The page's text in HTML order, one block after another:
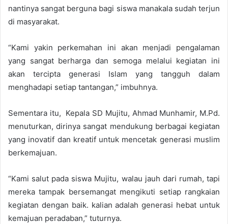
nantinya sangat berguna bagi siswa manakala sudah terjun
di masyarakat.
“Kami yakin perkemahan ini akan menjadi pengalaman
yang sangat berharga dan semoga melalui kegiatan ini
akan tercipta generasi Islam yang tangguh dalam
menghadapi setiap tantangan,” imbuhnya.
Sementara itu, Kepala SD Mujitu, Ahmad Munhamir, M.Pd.
menuturkan, dirinya sangat mendukung berbagai kegiatan
yang inovatif dan kreatif untuk mencetak generasi muslim
berkemajuan.
“Kami salut pada siswa Mujitu, walau jauh dari rumah, tapi
mereka tampak bersemangat mengikuti setiap rangkaian
kegiatan dengan baik. kalian adalah generasi hebat untuk
kemajuan peradaban,” tuturnya.